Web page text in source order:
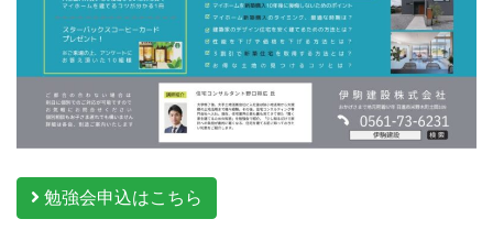
勉強会申込はこちら